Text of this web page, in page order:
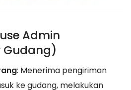
Admin
: Menerima pengiriman
ke gudang, melakukan